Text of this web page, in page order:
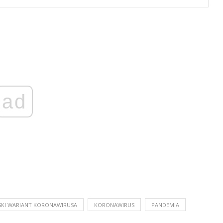
ad
WARIANT KORONAWIRUSA KORONAWIRUS PANDEMIA